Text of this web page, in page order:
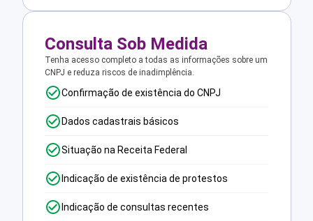
Consulta Sob Medida
Tenha acesso completo a todas as informações sobre um
CNPJ e reduza riscos de inadimplência.
Confirmação de existência do CNPJ
Dados cadastrais básicos
Situação na Receita Federal
Indicação de existência de protestos
Indicação de consultas recentes